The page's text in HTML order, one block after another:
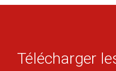
Télécharger